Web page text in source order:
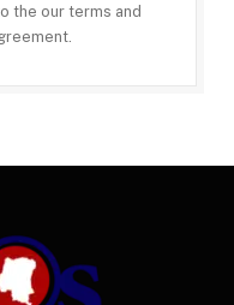
the our terms and